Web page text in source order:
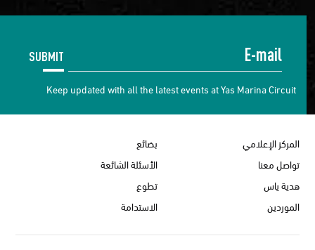
SUBMIT
Keep updated with all the latest events at Yas Marina Circuit
بضائع
المركز الإعلامي
الأسئلة الشائعة
تواصل معنا
تطوع
هدية ياس
الاستدامة
الموردين